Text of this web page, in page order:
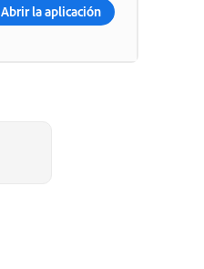
Abrir la aplicación